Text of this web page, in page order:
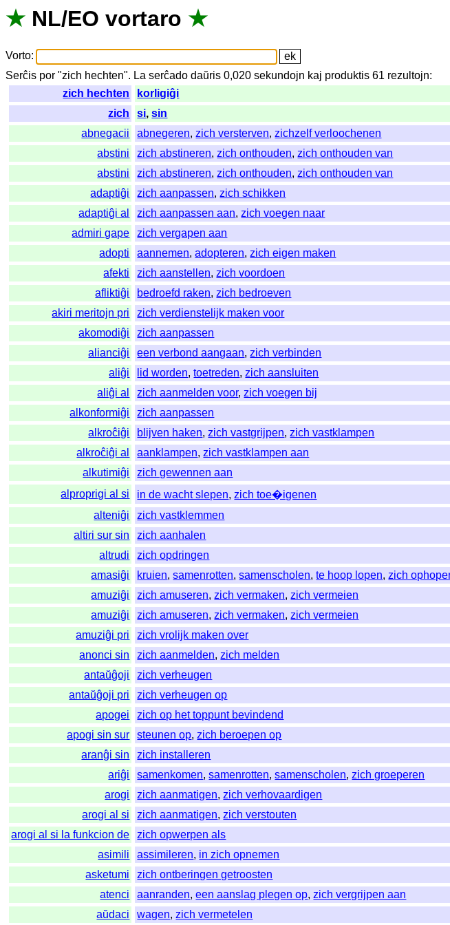
★ NL/EO vortaro ★
Vorto:
Serĉis por "zich hechten". La serĉado daŭris 0,020sekundojn kaj produktis 61 rezultojn:
zich hechten
korligiĝi
zich
si,sin
abnegacii
abnegeren,zich versterven,zichzelf verloochenen
abstini
zich abstineren,zich onthouden,zich onthouden van
abstini
zich abstineren,zich onthouden,zich onthouden van
adaptiĝi
zich aanpassen,zich schikken
adaptiĝi al
zich aanpassen aan,zich voegen naar
admiri gape
zich vergapen aan
adopti
aannemen,adopteren,zich eigen maken
afekti
zich aanstellen,zich voordoen
afliktiĝi
bedroefd raken,zich bedroeven
akiri meritojn pri
zich verdienstelijk maken voor
akomodiĝi
zich aanpassen
alianciĝi
een verbond aangaan,zich verbinden
aliĝi
lid worden,toetreden,zich aansluiten
aliĝi al
zich aanmelden voor,zich voegen bij
alkonformiĝi
zich aanpassen
alkroĉiĝi
blijven haken,zich vastgrijpen,zich vastklampen
alkroĉiĝi al
aanklampen,zich vastklampen aan
alkutimiĝi
zich gewennen aan
alproprigi al si
in de wacht slepen,zich toe�igenen
alteniĝi
zich vastklemmen
altiri sur sin
zich aanhalen
altrudi
zich opdringen
amasiĝi
kruien,samenrotten,samenscholen,te hoop lopen,zich
amuziĝi
zich amuseren,zich vermaken,zich vermeien
amuziĝi
zich amuseren,zich vermaken,zich vermeien
amuziĝi pri
zich vrolijk maken over
anonci sin
zich aanmelden,zich melden
antaŭĝoji
zich verheugen
antaŭĝoji pri
zich verheugen op
apogei
zich op het toppunt bevindend
apogi sin sur
steunen op,zich beroepen op
aranĝi sin
zich installeren
ariĝi
samenkomen,samenrotten,samenscholen,zich groeperen
arogi
zich aanmatigen,zich verhovaardigen
arogi al si
zich aanmatigen,zich verstouten
arogi al si la funkcion de
zich opwerpen als
asimili
assimileren, in zich opnemen
asketumi
zich ontberingen getroosten
atenci
aanranden,een aanslag plegen op,zich vergrijpen aan
aŭdaci
wagen,zich vermetelen